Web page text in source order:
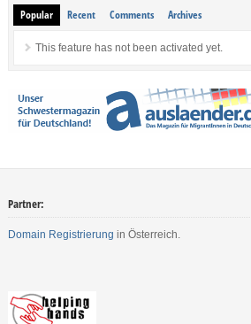
Popular Recent Comments Archives
This feature has not been activated yet.
Partner:
Domain Registrierung in Österreich.